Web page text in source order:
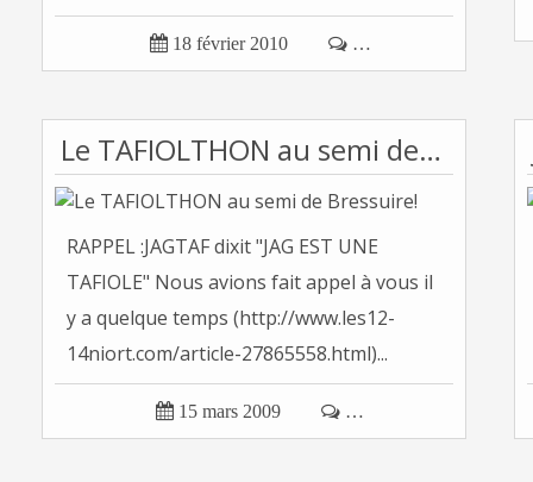
 18 février 2010  …
Le TAFIOLTHON au semi de Bressuire!
RAPPEL :JAGTAF dixit "JAG EST UNE
TAFIOLE" Nous avions fait appel à vous il
y a quelque temps (http://www.les12-
14niort.com/article-27865558.html)...
 15 mars 2009  …